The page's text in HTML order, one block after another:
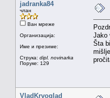
jadranka84
члан
Ван мреже
Организација:
Име и презиме:
Струка: dipl. novinarka
Поруке: 129
Jako
Šta
VladKrvoglad